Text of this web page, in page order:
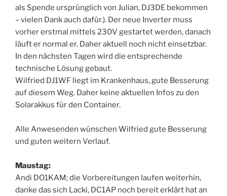
als Spende ursprünglich von Julian, DJ3DE bekommen
– vielen Dank auch dafür.). Der neue Inverter muss
vorher erstmal mittels 230V gestartet werden, danach
läuft er normal er. Daher aktuell noch nicht einsetzbar.
In den nächsten Tagen wird die entsprechende
technische Lösung gebaut.
Wilfried DJ1WF liegt im Krankenhaus, gute Besserung
auf diesem Weg. Daher keine aktuellen Infos zu den
Solarakkus für den Container.
Alle Anwesenden wünschen Wilfried gute Besserung
und guten weitern Verlauf.
Maustag:
Andi DO1KAM; die Vorbereitungen laufen weiterhin,
danke das sich Lacki, DC1AP noch bereit erklärt hat an